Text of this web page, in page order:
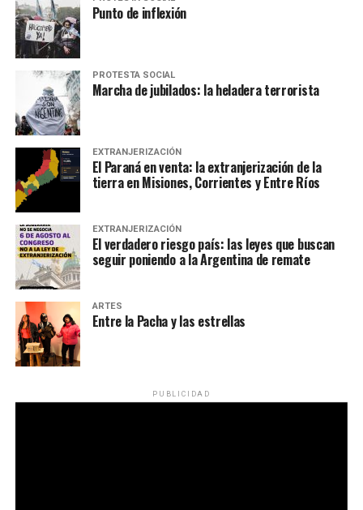
Punto de inflexión
PROTESTA SOCIAL
Marcha de jubilados: la heladera terrorista
EXTRANJERIZACIÓN
El Paraná en venta: la extranjerización de la
tierra en Misiones, Corrientes y Entre Ríos
EXTRANJERIZACIÓN
El verdadero riesgo país: las leyes que buscan
seguir poniendo a la Argentina de remate
ARTES
Entre la Pacha y las estrellas
PUBLICIDAD